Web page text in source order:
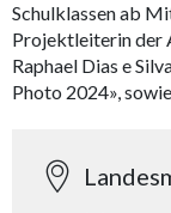
Schulklassen ab
Projektleiterin der
Raphael Dias e
Photo 2024»,